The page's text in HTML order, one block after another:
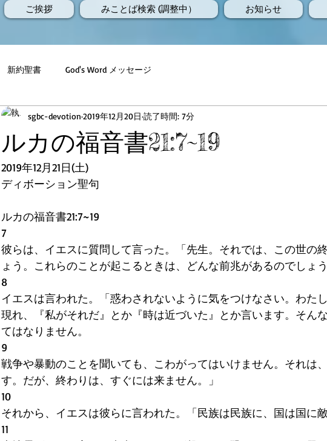
ご挨拶 みことば検索 (調整中） お知らせ
新約聖書 God's Word メッセージ
ルカの福音書21:7~19
sgbc-devotion 2019年12月20日 読了時間: 7分
﻿2019年12月21日(土)
ディボーション聖句
ルカの福音書21:7~19
7
彼らは、イエスに質問して言った。「先生。それでは、この世の
ょう。これらのことが起こるときは、どんな前兆があるのでしょう
8
イエスは言われた。「惑わされないように気をつけなさい。わた
現れ、『私がそれだ』とか『時は近づいた』とか言います。そん
てはなりません。
9
戦争や暴動のことを聞いても、こわがってはいけません。それは
す。だが、終わりは、すぐには来ません。」
10
それから、イエスは彼らに言われた。「民族は民族に、国は国に
11